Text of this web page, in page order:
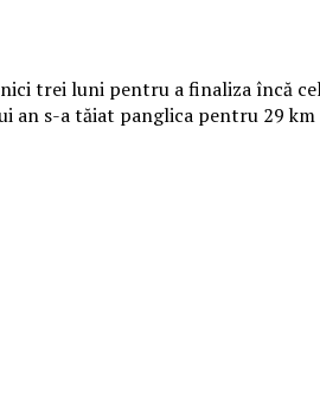
trei luni pentru a finaliza încă
an s-a tăiat panglica pentru 29 km